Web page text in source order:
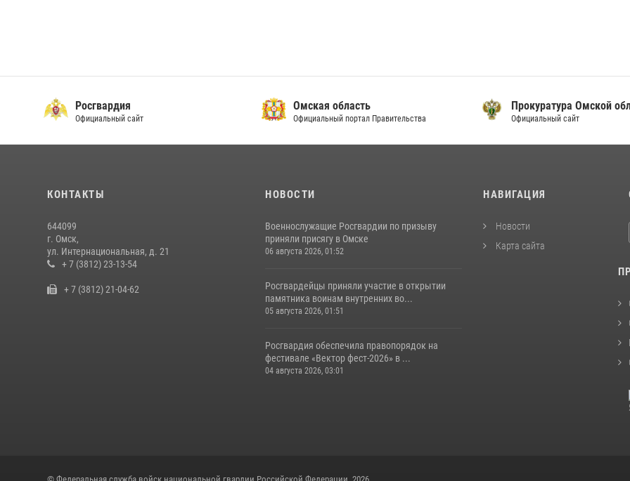
Росгвардия
Официальный сайт
Омская область
Официальный портал Правительства
Прокуратура Омской
Официальный сайт
КОНТАКТЫ
644099
г. Омск,
ул. Интернациональная, д. 21
+ 7 (3812) 23-13-54
+ 7 (3812) 21-04-62
НОВОСТИ
Военнослужащие Росгвардии по призыву
приняли присягу в Омске
06 августа 2026, 01:52
Росгвардейцы приняли участие в открытии
памятника воинам внутренних во...
05 августа 2026, 01:51
Росгвардия обеспечила правопорядок на
фестивале «Вектор фест-2026» в ...
04 августа 2026, 03:01
НАВИГАЦИЯ
Новости
Карта сайта